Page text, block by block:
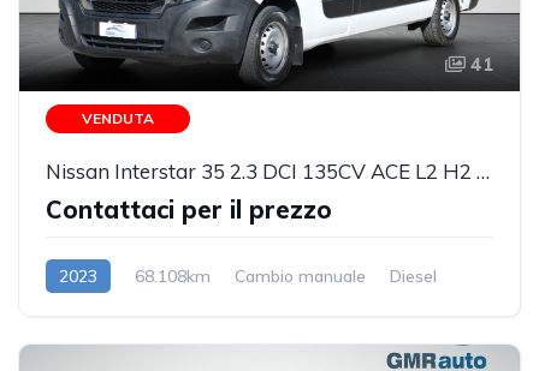
41
VENDUTA
Nissan Interstar 35 2.3 DCI 135CV ACE L2 H2 PM-TM
Contattaci per il prezzo
2023 68.108km Cambio manuale Diesel